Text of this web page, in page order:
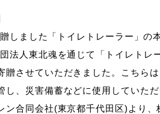
しました「トイレトレーラー」
法人東北魂を通じて「トイレトレ
贈させていただきました。こちら
し、災害備蓄などに使用していただ
ン合同会社(東京都千代田区)より